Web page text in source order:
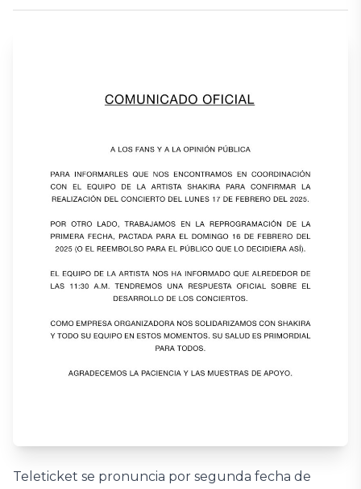
Teleticket se pronuncia por segunda fecha de